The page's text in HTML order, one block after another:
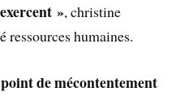
», christine
humaines.
de mécontentement